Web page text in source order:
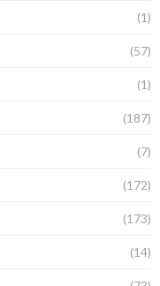
(1)
(57)
(1)
(187)
(7)
(172)
(173)
(14)